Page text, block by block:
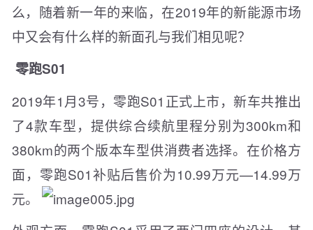
么，随着新一年的来临，在2019年的新能源市场
中又会有什么样的新面孔与我们相见呢？
零跑S01
2019年1月3号，零跑S01正式上市，新车共推出
了4款车型，提供综合续航里程分别为300km和
380km的两个版本车型供消费者选择。在价格方
面，零跑S01补贴后售价为10.99万元—14.99万
元。